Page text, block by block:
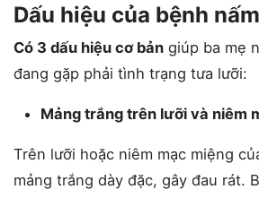
Dấu hiệu của bệnh
Có 3 dấu hiệu cơ bản giúp ba mẹ
đang gặp phải tình trạng tưa lưỡi:
Mảng trắng trên lưỡi và niêm
Trên lưỡi hoặc niêm mạc miệng
mảng trắng dày đặc, gây đau rát​.